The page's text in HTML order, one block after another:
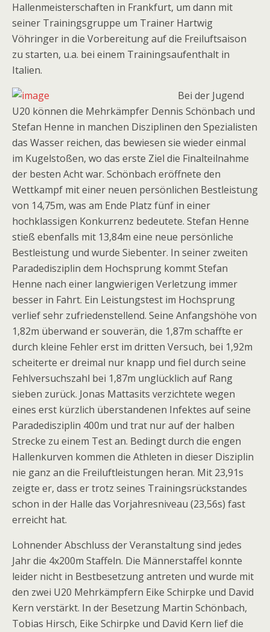
Hallenmeisterschaften in Frankfurt, um dann mit
seiner Trainingsgruppe um Trainer Hartwig
Vöhringer in die Vorbereitung auf die Freiluftsaison
zu starten, u.a. bei einem Trainingsaufenthalt in
Italien.
Bei der Jugend
U20 können die Mehrkämpfer Dennis Schönbach und
Stefan Henne in manchen Disziplinen den Spezialisten
das Wasser reichen, das bewiesen sie wieder einmal
im Kugelstoßen, wo das erste Ziel die Finalteilnahme
der besten Acht war. Schönbach eröffnete den
Wettkampf mit einer neuen persönlichen Bestleistung
von 14,75m, was am Ende Platz fünf in einer
hochklassigen Konkurrenz bedeutete. Stefan Henne
stieß ebenfalls mit 13,84m eine neue persönliche
Bestleistung und wurde Siebenter. In seiner zweiten
Paradedisziplin dem Hochsprung kommt Stefan
Henne nach einer langwierigen Verletzung immer
besser in Fahrt. Ein Leistungstest im Hochsprung
verlief sehr zufriedenstellend. Seine Anfangshöhe von
1,82m überwand er souverän, die 1,87m schaffte er
durch kleine Fehler erst im dritten Versuch, bei 1,92m
scheiterte er dreimal nur knapp und fiel durch seine
Fehlversuchszahl bei 1,87m unglücklich auf Rang
sieben zurück. Jonas Mattasits verzichtete wegen
eines erst kürzlich überstandenen Infektes auf seine
Paradedisziplin 400m und trat nur auf der halben
Strecke zu einem Test an. Bedingt durch die engen
Hallenkurven kommen die Athleten in dieser Disziplin
nie ganz an die Freiluftleistungen heran. Mit 23,91s
zeigte er, dass er trotz seines Trainingsrückstandes
schon in der Halle das Vorjahresniveau (23,56s) fast
erreicht hat.
Lohnender Abschluss der Veranstaltung sind jedes
Jahr die 4x200m Staffeln. Die Männerstaffel konnte
leider nicht in Bestbesetzung antreten und wurde mit
den zwei U20 Mehrkämpfern Eike Schirpke und David
Kern verstärkt. In der Besetzung Martin Schönbach,
Tobias Hirsch, Eike Schirpke und David Kern lief die